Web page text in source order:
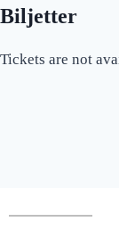
Biljetter
Tickets are not